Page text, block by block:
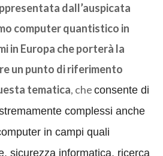
dall’auspicata
computer quantistico in
in Europa che porterà la
un punto di riferimento
tematica, checonsente di
complessi anche
in campi quali
sicurezza informatica, ricerca